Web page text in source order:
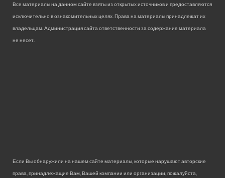
Все материалы на данном сайте взяты из открытых источников и предоставляются
исключительно в ознакомительных целях. Права на материалы принадлежат их
владельцам. Администрация сайта ответственности за содержание материала
не несет.
Если Вы обнаружили на нашем сайте материалы, которые нарушают авторские
права, принадлежащие Вам, Вашей компании или организации, пожалуйста,